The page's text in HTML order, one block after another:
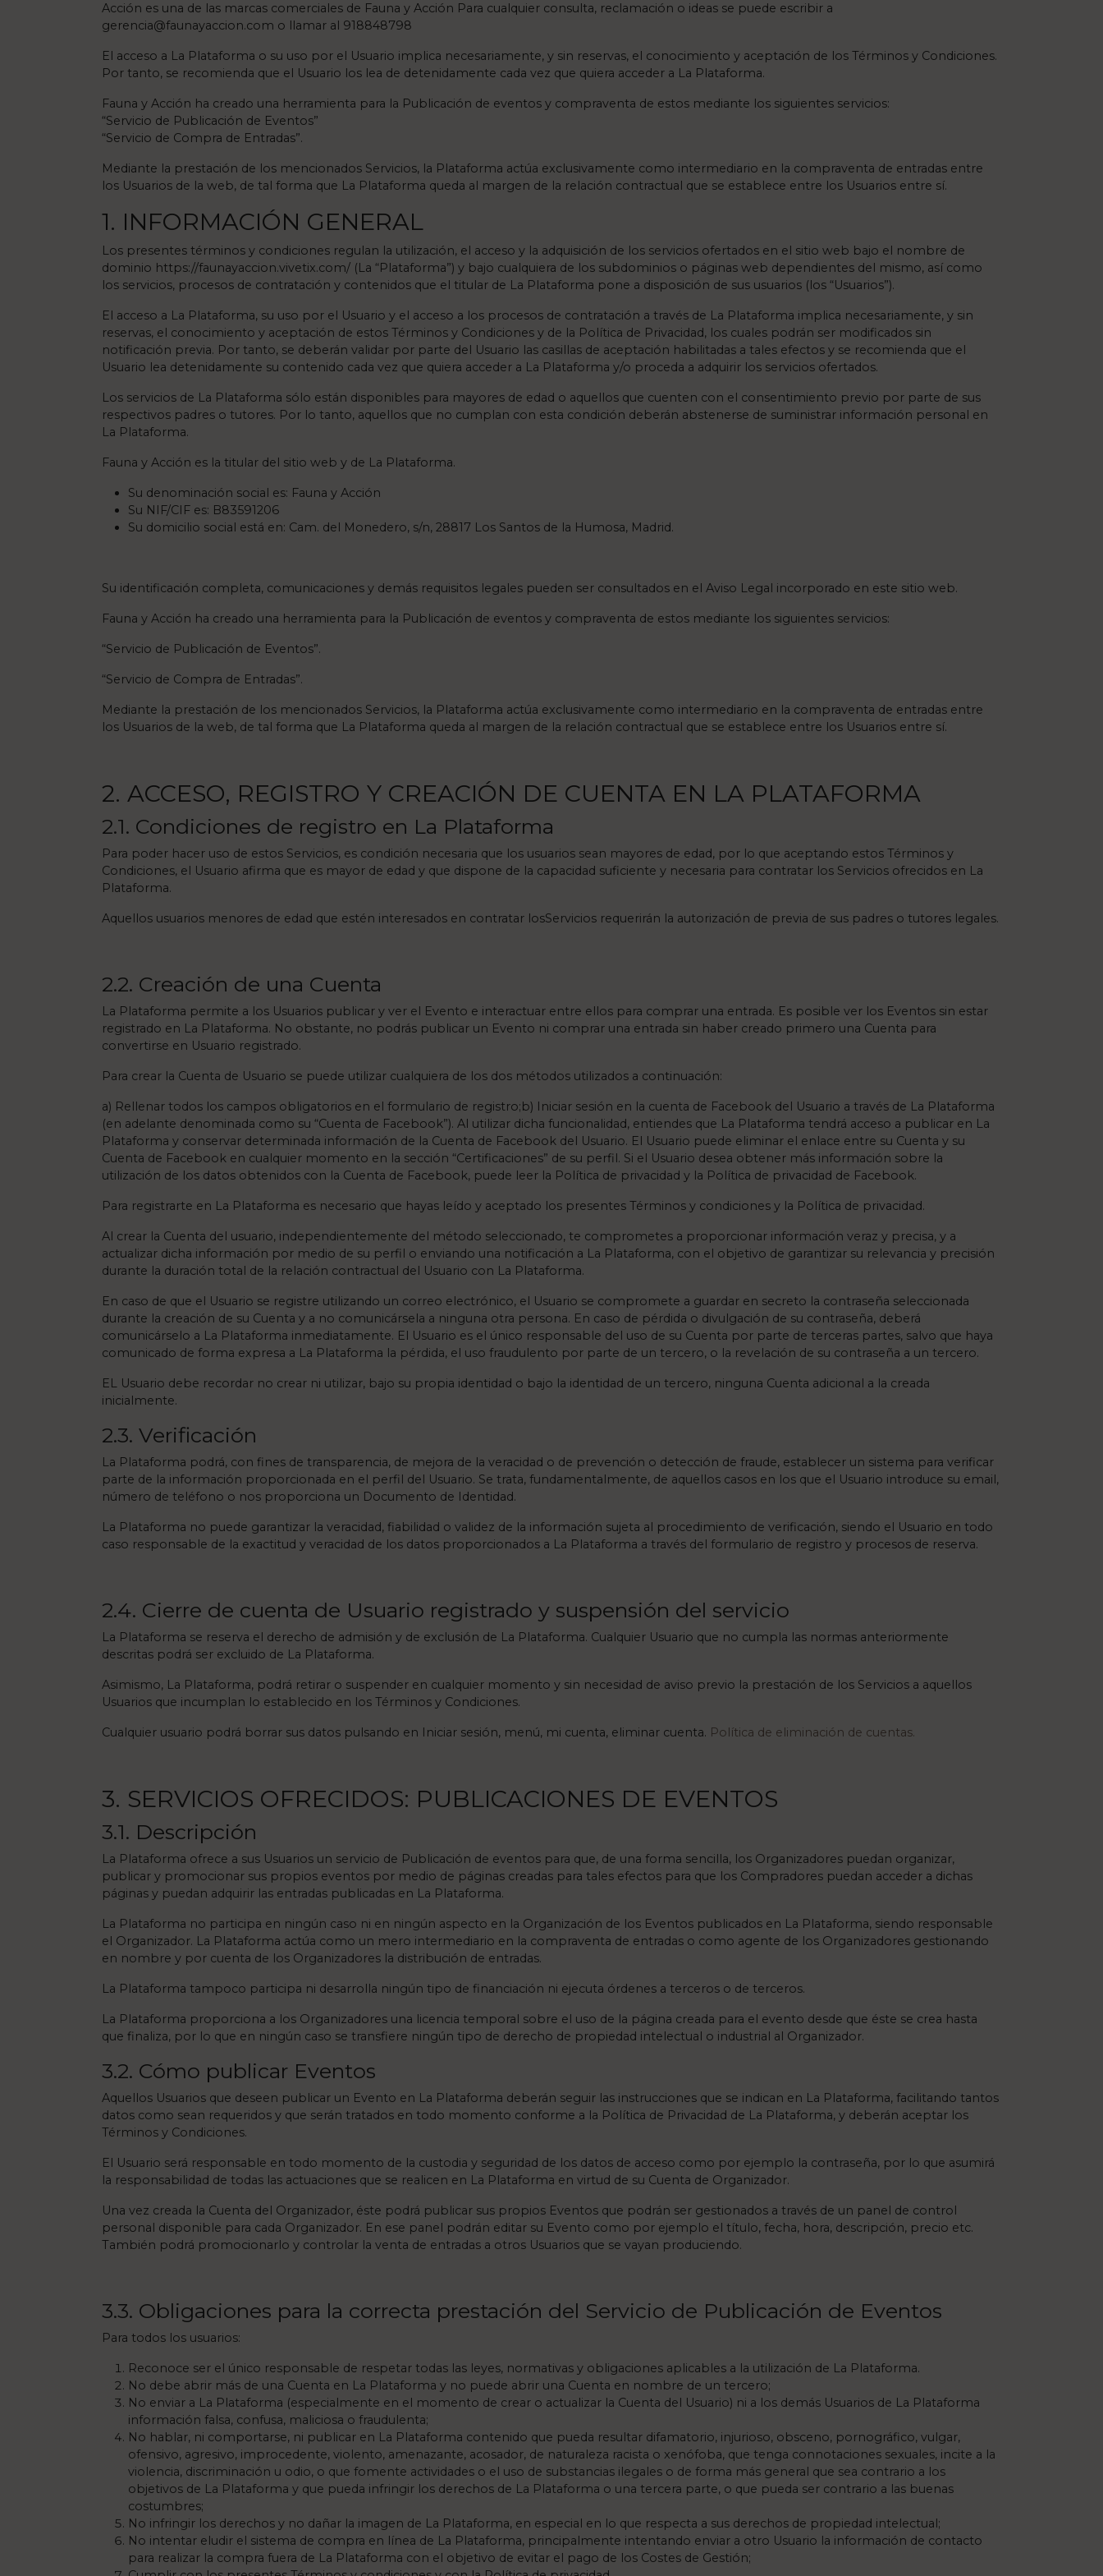
Acción es una de las marcas comerciales de Fauna y Acción Para cualquier consulta, reclamación o ideas se puede escribir a
gerencia@faunayaccion.com o llamar al 918848798
El acceso a La Plataforma o su uso por el Usuario implica necesariamente, y sin reservas, el conocimiento y aceptación de los Términos y Condiciones.
Por tanto, se recomienda que el Usuario los lea de detenidamente cada vez que quiera acceder a La Plataforma.
Fauna y Acción ha creado una herramienta para la Publicación de eventos y compraventa de estos mediante los siguientes servicios:
“Servicio de Publicación de Eventos”
“Servicio de Compra de Entradas”.
Mediante la prestación de los mencionados Servicios, la Plataforma actúa exclusivamente como intermediario en la compraventa de entradas entre
los Usuarios de la web, de tal forma que La Plataforma queda al margen de la relación contractual que se establece entre los Usuarios entre sí.
1. INFORMACIÓN GENERAL
Los presentes términos y condiciones regulan la utilización, el acceso y la adquisición de los servicios ofertados en el sitio web bajo el nombre de
dominio https://faunayaccion.vivetix.com/ (La “Plataforma”) y bajo cualquiera de los subdominios o páginas web dependientes del mismo, así como
los servicios, procesos de contratación y contenidos que el titular de La Plataforma pone a disposición de sus usuarios (los “Usuarios”).
El acceso a La Plataforma, su uso por el Usuario y el acceso a los procesos de contratación a través de La Plataforma implica necesariamente, y sin
reservas, el conocimiento y aceptación de estos Términos y Condiciones y de la Política de Privacidad, los cuales podrán ser modificados sin
notificación previa. Por tanto, se deberán validar por parte del Usuario las casillas de aceptación habilitadas a tales efectos y se recomienda que el
Usuario lea detenidamente su contenido cada vez que quiera acceder a La Plataforma y/o proceda a adquirir los servicios ofertados.
Los servicios de La Plataforma sólo están disponibles para mayores de edad o aquellos que cuenten con el consentimiento previo por parte de sus
respectivos padres o tutores. Por lo tanto, aquellos que no cumplan con esta condición deberán abstenerse de suministrar información personal en
La Plataforma.
Fauna y Acción es la titular del sitio web y de La Plataforma.
Su denominación social es: Fauna y Acción
Su NIF/CIF es: B83591206
Su domicilio social está en: Cam. del Monedero, s/n, 28817 Los Santos de la Humosa, Madrid.
Su identificación completa, comunicaciones y demás requisitos legales pueden ser consultados en el Aviso Legal incorporado en este sitio web.
Fauna y Acción ha creado una herramienta para la Publicación de eventos y compraventa de estos mediante los siguientes servicios:
“Servicio de Publicación de Eventos”.
“Servicio de Compra de Entradas”.
Mediante la prestación de los mencionados Servicios, la Plataforma actúa exclusivamente como intermediario en la compraventa de entradas entre
los Usuarios de la web, de tal forma que La Plataforma queda al margen de la relación contractual que se establece entre los Usuarios entre sí.
2. ACCESO, REGISTRO Y CREACIÓN DE CUENTA EN LA PLATAFORMA
2.1. Condiciones de registro en La Plataforma
Para poder hacer uso de estos Servicios, es condición necesaria que los usuarios sean mayores de edad, por lo que aceptando estos Términos y
Condiciones, el Usuario afirma que es mayor de edad y que dispone de la capacidad suficiente y necesaria para contratar los Servicios ofrecidos en La
Plataforma.
Aquellos usuarios menores de edad que estén interesados en contratar losServicios requerirán la autorización de previa de sus padres o tutores legales.
2.2. Creación de una Cuenta
La Plataforma permite a los Usuarios publicar y ver el Evento e interactuar entre ellos para comprar una entrada. Es posible ver los Eventos sin estar
registrado en La Plataforma. No obstante, no podrás publicar un Evento ni comprar una entrada sin haber creado primero una Cuenta para
convertirse en Usuario registrado.
Para crear la Cuenta de Usuario se puede utilizar cualquiera de los dos métodos utilizados a continuación:
a) Rellenar todos los campos obligatorios en el formulario de registro;b) Iniciar sesión en la cuenta de Facebook del Usuario a través de La Plataforma
(en adelante denominada como su “Cuenta de Facebook”). Al utilizar dicha funcionalidad, entiendes que La Plataforma tendrá acceso a publicar en La
Plataforma y conservar determinada información de la Cuenta de Facebook del Usuario. El Usuario puede eliminar el enlace entre su Cuenta y su
Cuenta de Facebook en cualquier momento en la sección “Certificaciones” de su perfil. Si el Usuario desea obtener más información sobre la
utilización de los datos obtenidos con la Cuenta de Facebook, puede leer la Política de privacidad y la Política de privacidad de Facebook.
Para registrarte en La Plataforma es necesario que hayas leído y aceptado los presentes Términos y condiciones y la Política de privacidad.
Al crear la Cuenta del usuario, independientemente del método seleccionado, te comprometes a proporcionar información veraz y precisa, y a
actualizar dicha información por medio de su perfil o enviando una notificación a La Plataforma, con el objetivo de garantizar su relevancia y precisión
durante la duración total de la relación contractual del Usuario con La Plataforma.
En caso de que el Usuario se registre utilizando un correo electrónico, el Usuario se compromete a guardar en secreto la contraseña seleccionada
durante la creación de su Cuenta y a no comunicársela a ninguna otra persona. En caso de pérdida o divulgación de su contraseña, deberá
comunicárselo a La Plataforma inmediatamente. El Usuario es el único responsable del uso de su Cuenta por parte de terceras partes, salvo que haya
comunicado de forma expresa a La Plataforma la pérdida, el uso fraudulento por parte de un tercero, o la revelación de su contraseña a un tercero.
EL Usuario debe recordar no crear ni utilizar, bajo su propia identidad o bajo la identidad de un tercero, ninguna Cuenta adicional a la creada
inicialmente.
2.3. Verificación
La Plataforma podrá, con fines de transparencia, de mejora de la veracidad o de prevención o detección de fraude, establecer un sistema para verificar
parte de la información proporcionada en el perfil del Usuario. Se trata, fundamentalmente, de aquellos casos en los que el Usuario introduce su email,
número de teléfono o nos proporciona un Documento de Identidad.
La Plataforma no puede garantizar la veracidad, fiabilidad o validez de la información sujeta al procedimiento de verificación, siendo el Usuario en todo
caso responsable de la exactitud y veracidad de los datos proporcionados a La Plataforma a través del formulario de registro y procesos de reserva.
2.4. Cierre de cuenta de Usuario registrado y suspensión del servicio
La Plataforma se reserva el derecho de admisión y de exclusión de La Plataforma. Cualquier Usuario que no cumpla las normas anteriormente
descritas podrá ser excluido de La Plataforma.
Asimismo, La Plataforma, podrá retirar o suspender en cualquier momento y sin necesidad de aviso previo la prestación de los Servicios a aquellos
Usuarios que incumplan lo establecido en los Términos y Condiciones.
Cualquier usuario podrá borrar sus datos pulsando en Iniciar sesión, menú, mi cuenta, eliminar cuenta. Política de eliminación de cuentas.
3. SERVICIOS OFRECIDOS: PUBLICACIONES DE EVENTOS
3.1. Descripción
La Plataforma ofrece a sus Usuarios un servicio de Publicación de eventos para que, de una forma sencilla, los Organizadores puedan organizar,
publicar y promocionar sus propios eventos por medio de páginas creadas para tales efectos para que los Compradores puedan acceder a dichas
páginas y puedan adquirir las entradas publicadas en La Plataforma.
La Plataforma no participa en ningún caso ni en ningún aspecto en la Organización de los Eventos publicados en La Plataforma, siendo responsable
el Organizador. La Plataforma actúa como un mero intermediario en la compraventa de entradas o como agente de los Organizadores gestionando
en nombre y por cuenta de los Organizadores la distribución de entradas.
La Plataforma tampoco participa ni desarrolla ningún tipo de financiación ni ejecuta órdenes a terceros o de terceros.
La Plataforma proporciona a los Organizadores una licencia temporal sobre el uso de la página creada para el evento desde que éste se crea hasta
que finaliza, por lo que en ningún caso se transfiere ningún tipo de derecho de propiedad intelectual o industrial al Organizador.
3.2. Cómo publicar Eventos
Aquellos Usuarios que deseen publicar un Evento en La Plataforma deberán seguir las instrucciones que se indican en La Plataforma, facilitando tantos
datos como sean requeridos y que serán tratados en todo momento conforme a la Política de Privacidad de La Plataforma, y deberán aceptar los
Términos y Condiciones.
El Usuario será responsable en todo momento de la custodia y seguridad de los datos de acceso como por ejemplo la contraseña, por lo que asumirá
la responsabilidad de todas las actuaciones que se realicen en La Plataforma en virtud de su Cuenta de Organizador.
Una vez creada la Cuenta del Organizador, éste podrá publicar sus propios Eventos que podrán ser gestionados a través de un panel de control
personal disponible para cada Organizador. En ese panel podrán editar su Evento como por ejemplo el título, fecha, hora, descripción, precio etc.
También podrá promocionarlo y controlar la venta de entradas a otros Usuarios que se vayan produciendo.
3.3. Obligaciones para la correcta prestación del Servicio de Publicación de Eventos
Para todos los usuarios:
Reconoce ser el único responsable de respetar todas las leyes, normativas y obligaciones aplicables a la utilización de La Plataforma.
No debe abrir más de una Cuenta en La Plataforma y no puede abrir una Cuenta en nombre de un tercero;
No enviar a La Plataforma (especialmente en el momento de crear o actualizar la Cuenta del Usuario) ni a los demás Usuarios de La Plataforma
información falsa, confusa, maliciosa o fraudulenta;
No hablar, ni comportarse, ni publicar en La Plataforma contenido que pueda resultar difamatorio, injurioso, obsceno, pornográfico, vulgar,
ofensivo, agresivo, improcedente, violento, amenazante, acosador, de naturaleza racista o xenófoba, que tenga connotaciones sexuales, incite a la
violencia, discriminación u odio, o que fomente actividades o el uso de substancias ilegales o de forma más general que sea contrario a los
objetivos de La Plataforma y que pueda infringir los derechos de La Plataforma o una tercera parte, o que pueda ser contrario a las buenas
costumbres;
No infringir los derechos y no dañar la imagen de La Plataforma, en especial en lo que respecta a sus derechos de propiedad intelectual;
No intentar eludir el sistema de compra en línea de La Plataforma, principalmente intentando enviar a otro Usuario la información de contacto
para realizar la compra fuera de La Plataforma con el objetivo de evitar el pago de los Costes de Gestión;